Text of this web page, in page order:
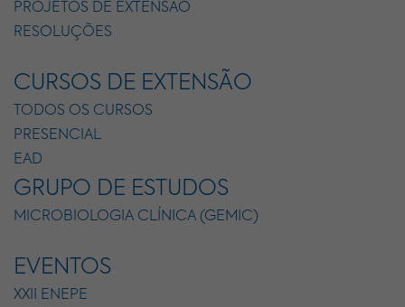
PROJETOS DE EXTENSÃO
RESOLUÇÕES
CURSOS DE EXTENSÃO
TODOS OS CURSOS
PRESENCIAL
EAD
GRUPO DE ESTUDOS
MICROBIOLOGIA CLÍNICA (GEMIC)
EVENTOS
XXII ENEPE